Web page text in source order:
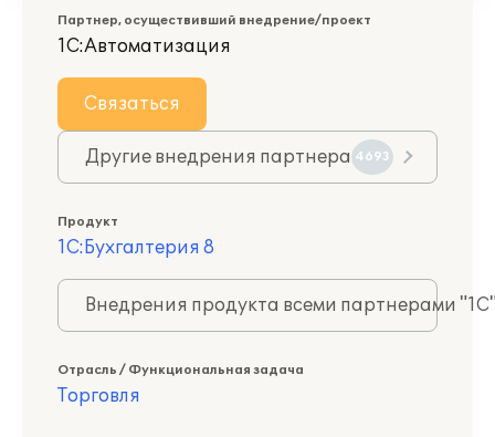
Партнер, осуществивший внедрение/проект
1С:Автоматизация
Связаться
Другие внедрения партнера 4693
Продукт
1С:Бухгалтерия 8
Внедрения продукта всеми партнерами
Отрасль / Функциональная задача
Торговля